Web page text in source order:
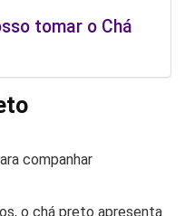
tomar o Chá
o chá preto apresenta